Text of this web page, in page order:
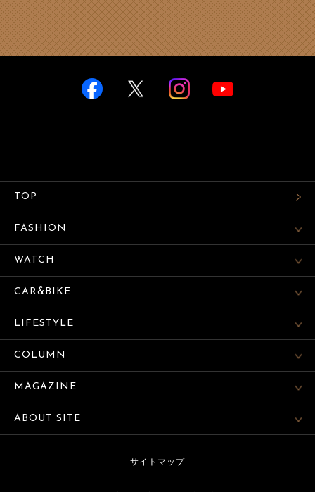
TOP
FASHION
WATCH
CAR&BIKE
LIFESTYLE
COLUMN
MAGAZINE
ABOUT SITE
サイトマップ